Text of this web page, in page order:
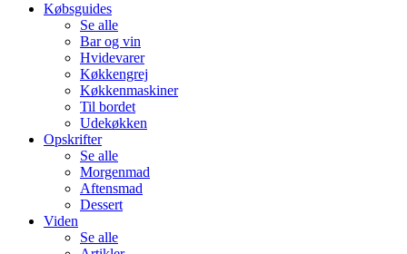
Købsguides
Se alle
Bar og vin
Hvidevarer
Køkkengrej
Køkkenmaskiner
Til bordet
Udekøkken
Opskrifter
Se alle
Morgenmad
Aftensmad
Dessert
Viden
Se alle